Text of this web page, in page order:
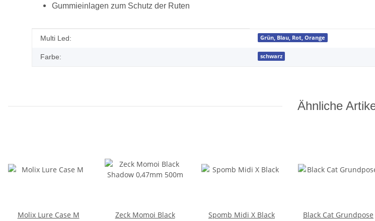
Gummieinlagen zum Schutz der Ruten
Produkteigenschaft
Wert
Multi Led: Grün, Blau, Rot, Orange
Farbe: schwarz
Ähnliche
Molix Lure Case M
Zeck Momoi Black
Spomb Midi X Black Black Cat Grundpose